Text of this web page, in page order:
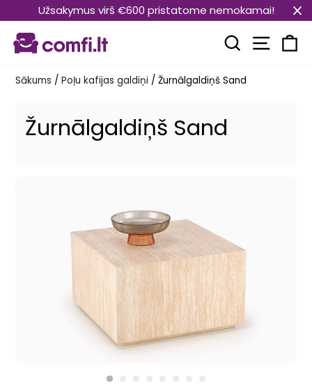
uz
saturu
Užsakymus virš €600 pristatome nemokamai!
Meklēt
Sākums / Poļu kafijas galdiņi / Žurnālgaldiņš Sand
Žurnālgaldiņš Sand